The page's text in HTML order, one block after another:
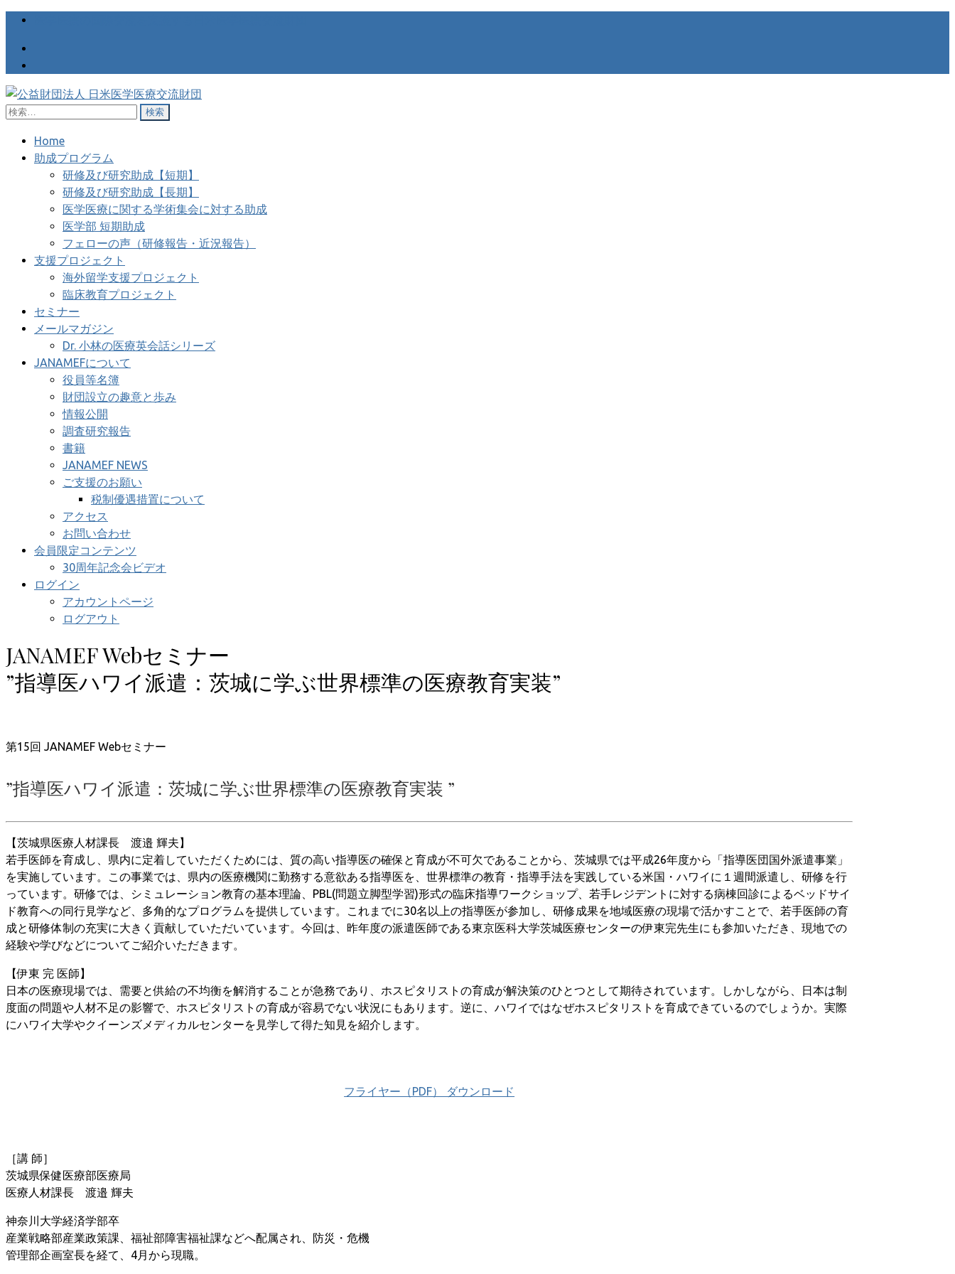
公益財団法人 日米医学医療交流財団
医学医療の国際交流を支援する日米医学医療交流財団
検
Home
助成プログラム
研修及び研究助成【短期】
研修及び研究助成【長期】
医学医療に関する学術集会に対する助成
医学部 短期助成
フェローの声（研修報告・近況報告）
支援プロジェクト
海外留学支援プロジェクト
臨床教育プロジェクト
セミナー
メールマガジン
Dr. 小林の医療英会話シリーズ
JANAMEFについて
役員等名簿
財団設立の趣意と歩み
情報公開
調査研究報告
書籍
JANAMEF NEWS
ご支援のお願い
税制優遇措置について
アクセス
お問い合わせ
会員限定コンテンツ
30周年記念会ビデオ
ログイン
アカウントページ
ログアウト
JANAMEF Webセミナー
”指導医ハワイ派遣：茨城に学ぶ世界標準の医療教育実装”
第15回 JANAMEF Webセミナー
”指導医ハワイ派遣：茨城に学ぶ世界標準の医療教育実装 ”
【茨城県医療人材課長 渡邉 輝夫】
若手医師を育成し、県内に定着していただくためには、質の高い指導医の確保と育成が不可欠であることから、茨城県では平成26年度から「指導医団国外派遣事業」
を実施しています。この事業では、県内の医療機関に勤務する意欲ある指導医を、世界標準の教育・指導手法を実践している米国・ハワイに１週間派遣し、研修を行
っています。研修では、シミュレーション教育の基本理論、PBL(問題立脚型学習)形式の臨床指導ワークショップ、若手レジデントに対する病棟回診によるベッドサイ
ド教育への同行見学など、多角的なプログラムを提供しています。これまでに30名以上の指導医が参加し、研修成果を地域医療の現場で活かすことで、若手医師の育
成と研修体制の充実に大きく貢献していただいています。今回は、昨年度の派遣医師である東京医科大学茨城医療センターの伊東完先生にも参加いただき、現地での
経験や学びなどについてご紹介いただきます。
【伊東 完 医師】
日本の医療現場では、需要と供給の不均衡を解消することが急務であり、ホスピタリストの育成が解決策のひとつとして期待されています。しかしながら、日本は制
度面の問題や人材不足の影響で、ホスピタリストの育成が容易でない状況にもあります。逆に、ハワイではなぜホスピタリストを育成できているのでしょうか。実際
にハワイ大学やクイーンズメディカルセンターを見学して得た知見を紹介します。
フライヤー（PDF） ダウンロード
［講 師］
茨城県保健医療部医療局
医療人材課長 渡邉 輝夫
神奈川大学経済学部卒
産業戦略部産業政策課、福祉部障害福祉課などへ配属され、防災・危機
管理部企画室長を経て、4月から現職。